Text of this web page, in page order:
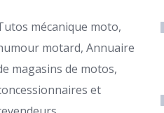
mécanique moto,
motard, Annuaire
magasins de motos,
et